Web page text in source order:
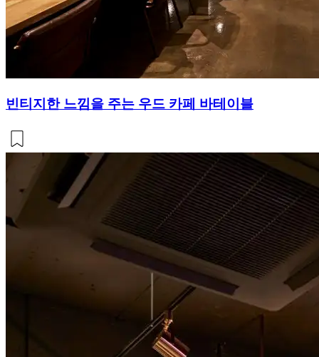
빈티지한 느낌을 주는 우드 카페 바테이블